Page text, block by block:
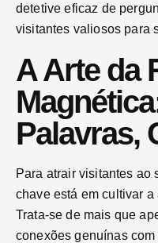
detetive eficaz de
visitantes valiosos para
A Arte da
Palavras,
Para atrair visitantes ao
chave está em cultivar
Trata-se de mais que
conexões genuínas